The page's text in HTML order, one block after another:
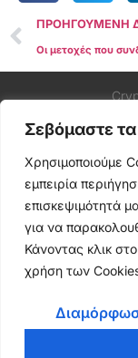
Σεβόμαστε
Χρησιμοποιούμε
εμπειρία
επισκεψιμότητά
για να
Κάνοντας κλικ
χρήση των